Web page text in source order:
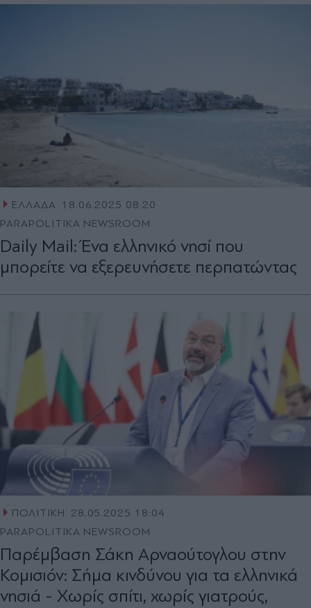
ΕΛΛΑΔΑ 18.06.2025 08:20
PARAPOLITIKA NEWSROOM
Daily Mail: Ένα ελληνικό νησί που
μπορείτε να εξερευνήσετε περπατώντας
ΠΟΛΙΤΙΚΗ
28.05.2025 18:04
PARAPOLITIKA NEWSROOM
Παρέμβαση Σάκη Αρναούτογλου στην
Κομισιόν: Σήμα κινδύνου για τα ελληνικά
νησιά - Χωρίς σπίτι, χωρίς γιατρούς,